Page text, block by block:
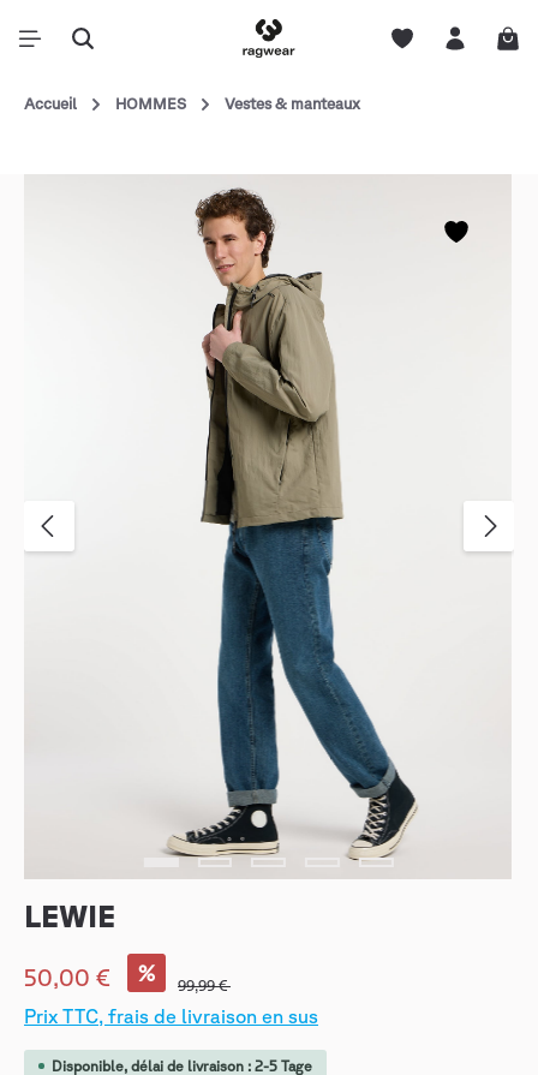
Accueil HOMMES Vestes & manteaux
LEWIE
50,00 € %
99,99 €
Prix TTC, frais de livraison en sus
Disponible, délai de livraison : 2-5 Tage